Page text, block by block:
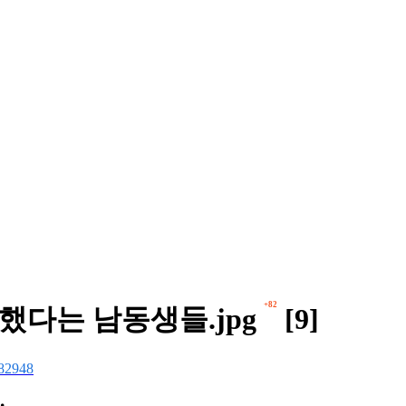
다는 남동생들.jpg +82 [9]